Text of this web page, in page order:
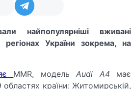
найпопулярніші вживані
регіонах України зокрема, на
MMR, модельAudi A4 має
країни: Житомирській,